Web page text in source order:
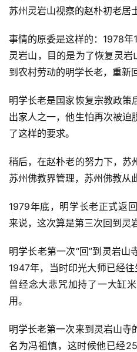
苏州灵岩山视察的赵朴初老居
事情的原委是这样的：1978年
灵岩山，目的是为了恢复灵岩
到农村劳动的明学长老，重新
明学长老是国家恢复宗教政策
出家人之一，他生怕再次被迫
了这样的要求。
稍后，在赵朴老的努力下，苏
苏州佛教界管理，苏州佛教从
1979年底，明学长老正式返
来说，这次算是第三次回到灵
明学长老第一次“回”到灵岩
1947年，当时印光大师已经往
曾经念大悲咒加持了一大缸
用。
明学长老第一次来到灵岩山寺
名为冯祖慎，这时候他已经